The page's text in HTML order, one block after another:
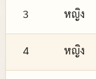
3 หญิง
4 หญิง